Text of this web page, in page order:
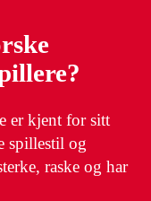
er kjent for sitt
spillestil og
raske og har